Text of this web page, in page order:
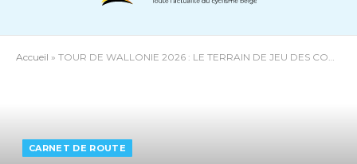
Accueil » TOUR DE WALLONIE 2026 : LE TERRAIN DE JEU DES COUREURS COMPLETS
CARNET DE ROUTE